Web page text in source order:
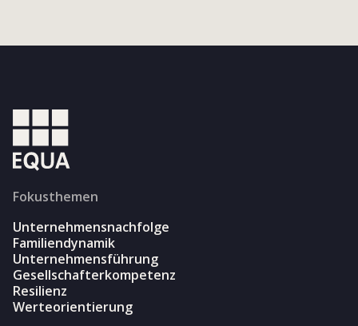
Fokusthemen
Unternehmensnachfolge
Familiendynamik
Unternehmensführung
Gesellschafterkompetenz
Resilienz
Werteorientierung